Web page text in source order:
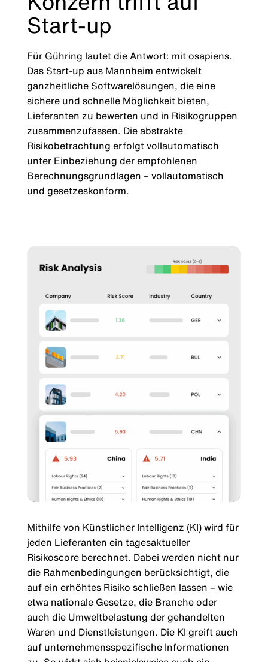
Start-up
Für Gühring lautet die Antwort: mit osapiens.
Das Start-up aus Mannheim entwickelt
ganzheitliche Softwarelösungen, die eine
sichere und schnelle Möglichkeit bieten,
Lieferanten zu bewerten und in Risikogruppen
zusammenzufassen. Die abstrakte
Risikobetrachtung erfolgt vollautomatisch
unter Einbeziehung der empfohlenen
Berechnungsgrundlagen – vollautomatisch
und gesetzeskonform.
Mithilfe von Künstlicher Intelligenz (KI) wird für
jeden Lieferanten ein tagesaktueller
Risikoscore berechnet. Dabei werden nicht nur
die Rahmenbedingungen berücksichtigt, die
auf ein erhöhtes Risiko schließen lassen – wie
etwa nationale Gesetze, die Branche oder
auch die Umweltbelastung der gehandelten
Waren und Dienstleistungen. Die KI greift auch
auf unternehmensspezifische Informationen